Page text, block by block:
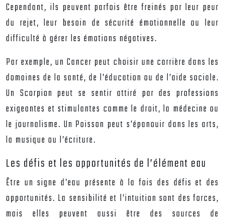
Cependant, ils peuvent parfois être freinés par leur peur
du rejet, leur besoin de sécurité émotionnelle ou leur
difficulté à gérer les émotions négatives.
Par exemple, un Cancer peut choisir une carrière dans les
domaines de la santé, de l’éducation ou de l’aide sociale.
Un Scorpion peut se sentir attiré par des professions
exigeantes et stimulantes comme le droit, la médecine ou
le journalisme. Un Poisson peut s’épanouir dans les arts,
la musique ou l’écriture.
Les défis et les opportunités de l’élément eau
Être un signe d’eau présente à la fois des défis et des
opportunités. La sensibilité et l’intuition sont des forces,
mais elles peuvent aussi être des sources de